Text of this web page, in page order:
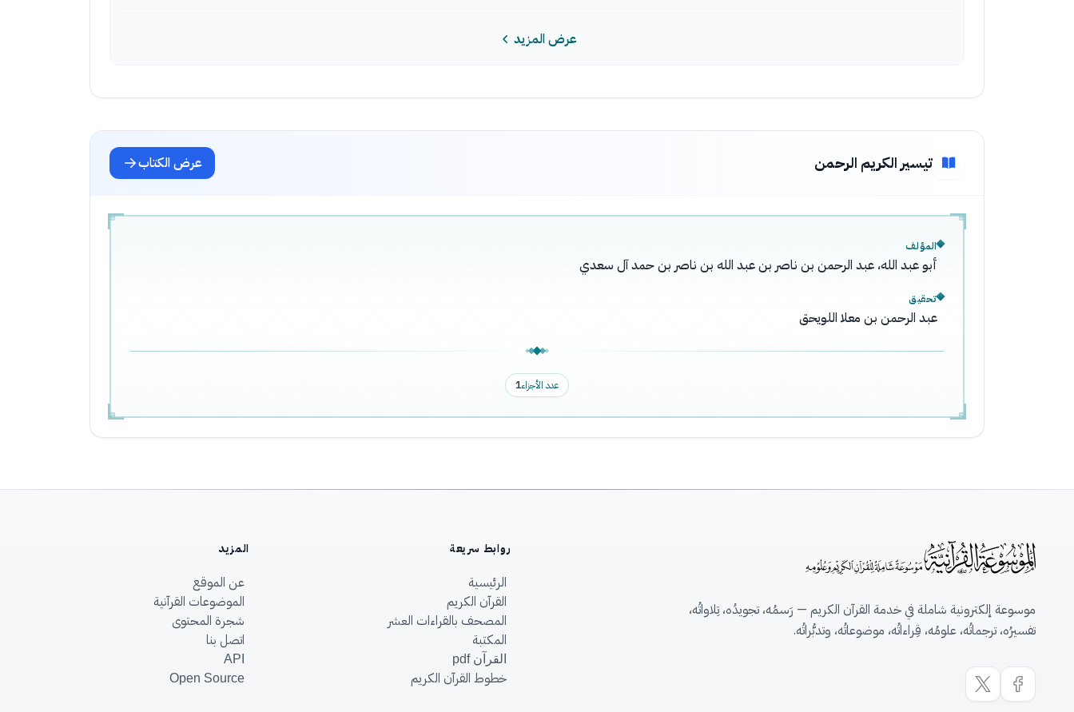
عرض المزيد
تيسير الكريم الرحمن عرض الكتاب
المؤلف
أبو عبد الله، عبد الرحمن بن ناصر بن عبد الله بن ناصر بن حمد آل سعدي
تحقيق
عبد الرحمن بن معلا اللويحق
عدد الأجزاء1
موسوعة إلكترونية شاملة في خدمة القرآن الكريم — رَسمُه، تجويدُه، تِلاواتُه،
تفسيرُه، ترجماتُه، علومُه، قِراءاتُه، موضوعاتُه، وتدبُّراتُه.
روابط سريعة
الرئيسية
القرآن الكريم
المصحف بالقراءات العشر
المكتبة
القرآن pdf
خطوط القرآن الكريم
المزيد
عن الموقع
الموضوعات القرآنية
شجرة المحتوى
اتصل بنا
API
Open Source